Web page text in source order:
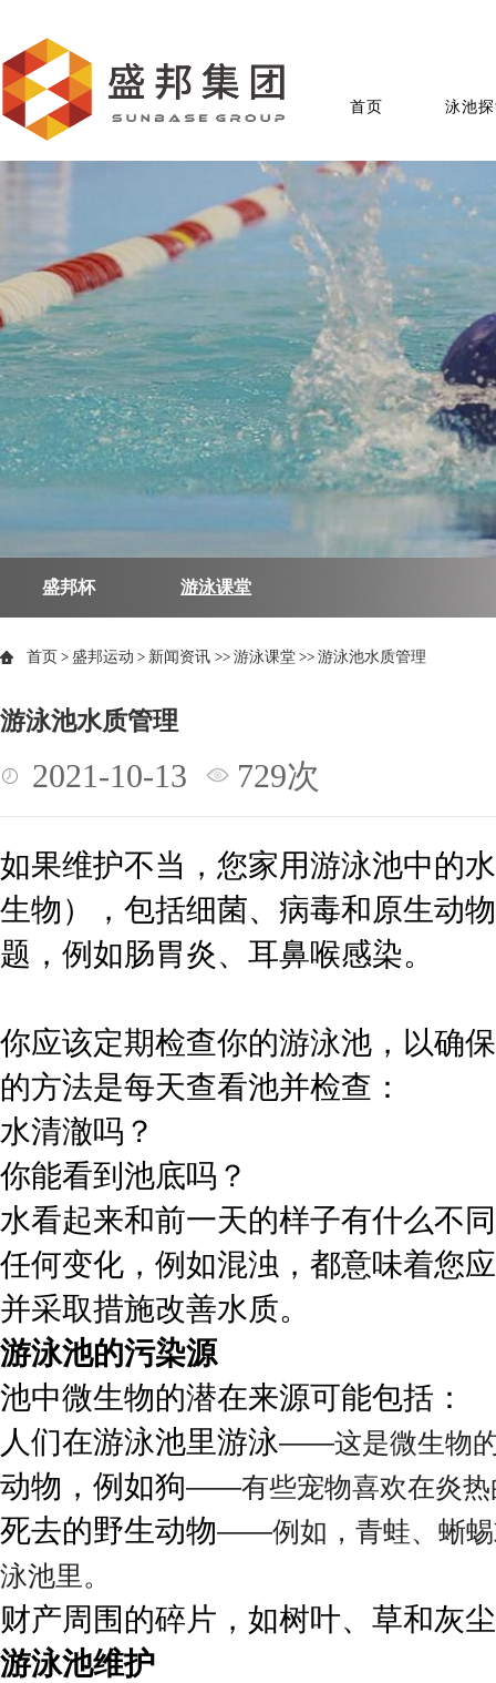
首页 泳池
盛邦杯 游泳课堂
首页 >盛邦运动 > 新闻资讯>>游泳课堂 >>游泳池水质管理
游泳池水质管理
2021-10-13 729次
如果维护不当，您家用游泳池中的
生物），包括细菌、病毒和原生动
题，例如肠胃炎、耳鼻喉感染。
你应该定期检查你的游泳池，以确
的方法是每天查看池并检查：
水清澈吗？
你能看到池底吗？
水看起来和前一天的样子有什么不
任何变化，例如混浊，都意味着您
并采取措施改善水质。
游泳池的污染源
池中微生物的潜在来源可能包括：
人们在游泳池里游泳——这是微生物
动物，例如狗——有些宠物喜欢在炎热
死去的野生动物——例如，青蛙、蜥蜴
泳池里。
财产周围的碎片，如树叶、草和灰
游泳池维护